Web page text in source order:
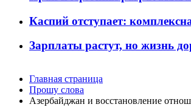
Каспий отступает:
Зарплаты растут, но жизнь
Главная страница
Прошу слова
Азербайджан и восстановление